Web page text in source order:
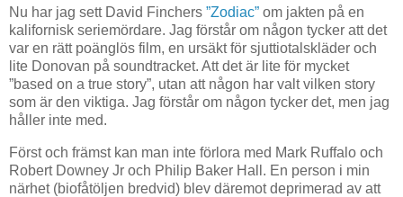
Nu har jag sett David Finchers ”Zodiac” om jakten på en
kalifornisk seriemördare. Jag förstår om någon tycker att det
var en rätt poänglös film, en ursäkt för sjuttiotalskläder och
lite Donovan på soundtracket. Att det är lite för mycket
”based on a true story”, utan att någon har valt vilken story
som är den viktiga. Jag förstår om någon tycker det, men jag
håller inte med.
Först och främst kan man inte förlora med Mark Ruffalo och
Robert Downey Jr och Philip Baker Hall. En person i min
närhet (biofåtöljen bredvid) blev däremot deprimerad av att